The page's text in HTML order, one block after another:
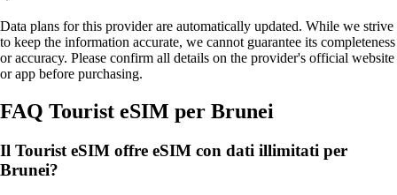
Data plans for this provider are automatically updated. While we strive
to keep the information accurate, we cannot guarantee its completeness
or accuracy. Please confirm all details on the provider's official website
or app before purchasing.
FAQ Tourist eSIM per Brunei
Il Tourist eSIM offre eSIM con dati illimitati per
Brunei?